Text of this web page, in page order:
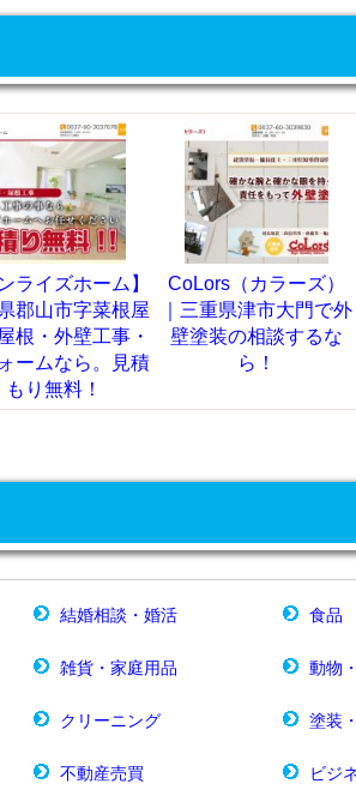
CoLors（カラーズ）
｜三重県津市大門で外
壁塗装の相談するな
ら！
みやま市瀬高町
壁塗装・張り替
｜松尾左建
結婚相談・婚活 食品
雑貨・家庭用品 動物
クリーニング 塗装
不動産売買 ビジ